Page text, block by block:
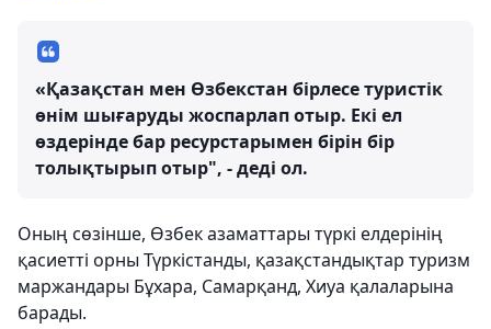
«Қазақстан мен Өзбекстан бірлесе туристік
өнім шығаруды жоспарлап отыр. Екі ел
өздерінде бар ресурстарымен бірін бір
толықтырып отыр", - деді ол.
Оның сөзінше, Өзбек азаматтары түркі елдерінің
қасиетті орны Түркістанды, қазақстандықтар туризм
маржандары Бұхара, Самарқанд, Хиуа қалаларына
барады.